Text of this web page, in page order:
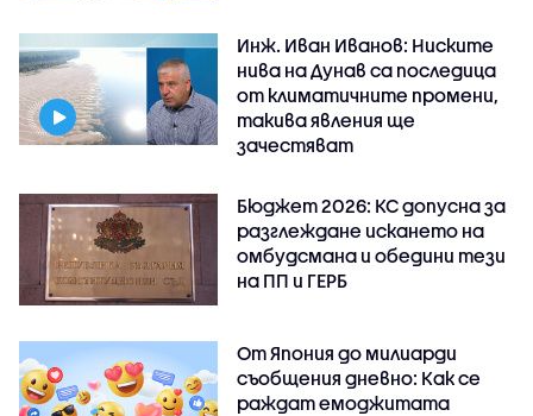
Инж. Иван Иванов: Ниските
нива на Дунав са последица
от климатичните промени,
такива явления ще
зачестяват
Бюджет 2026: КС допусна за
разглеждане искането на
омбудсмана и обедини тези
на ПП и ГЕРБ
От Япония до милиарди
съобщения дневно: Как се
раждат емоджитата